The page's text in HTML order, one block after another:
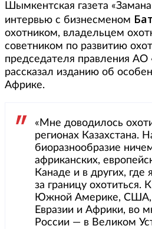
Шымкентская газета
интервью с бизнесменом
охотником, владельцем
советником по развитию
председателя правления АО
рассказал изданию об
Африке.
«Мне доводилось
регионах Казахстана.
биоразнообразие
африканских,
Канаде и в других,
за границу охотиться.
Южной Америке, США,
Евразии и Африки, во
России — в Великом